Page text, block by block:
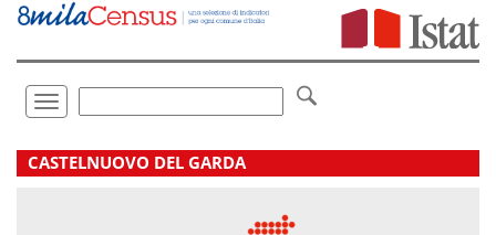
Vai
direttamente
Toggle
navigation
.
CASTELNUOVO DEL GARDA